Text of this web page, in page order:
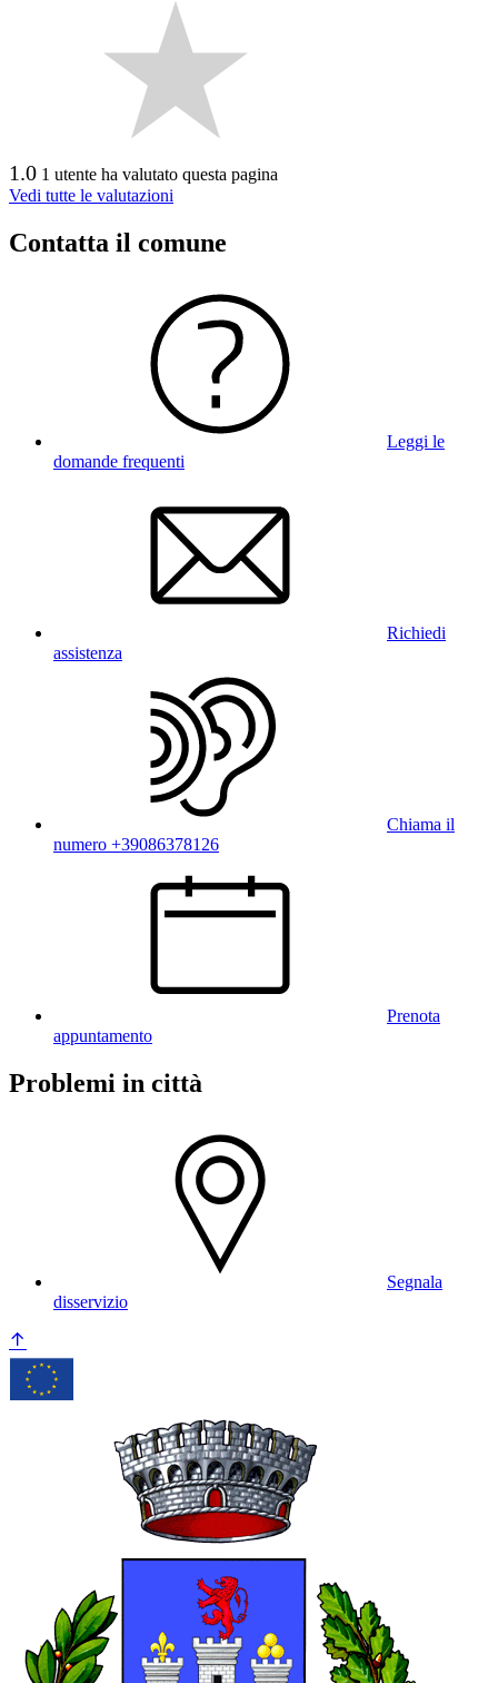
1.0 1 utente ha valutato questa pagina
Vedi tutte le valutazioni
Contatta il comune
Leggi le
domande frequenti
Richiedi
assistenza
Chiama il
numero +39086378126
Prenota
appuntamento
Problemi in città
Segnala
disservizio